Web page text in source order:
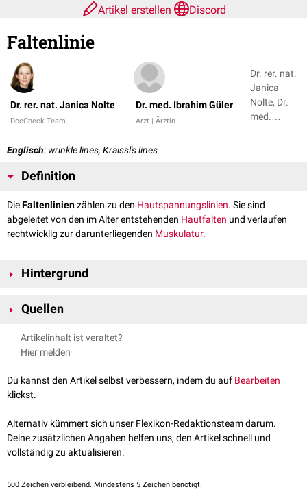
Artikel erstellen
Discord
Faltenlinie
Dr. rer. nat. Janica Nolte
DocCheck Team
Dr. med. Ibrahim Güler
Arzt | Ärztin
Dr. rer. nat.
Janica
Nolte, Dr.
med.
Englisch: wrinkle lines, Kraissl's lines
Definition
DieFaltenlinienzählen zu den Hautspannungslinien. Sie sind
abgeleitet von den im Alter entstehenden Hautfalten und verlaufen
rechtwicklig zur darunterliegenden Muskulatur.
Hintergrund
skizziert und als chirurgische
Quellen
dermnetnz.org - Skin tension lines
researchgate.net: Ali Abbas Alhamdi - Facial Skin Lines
Artikelinhalt ist veraltet?
Hier melden
Du kannst den Artikel selbst verbessern, indem du auf Bearbeiten
klickst.
Alternativ kümmert sich unser Flexikon-Redaktionsteam darum.
Deine zusätzlichen Angaben helfen uns, den Artikel schnell und
vollständig zu aktualisieren:
500 Zeichen verbleibend. Mindestens 5 Zeichen benötigt.